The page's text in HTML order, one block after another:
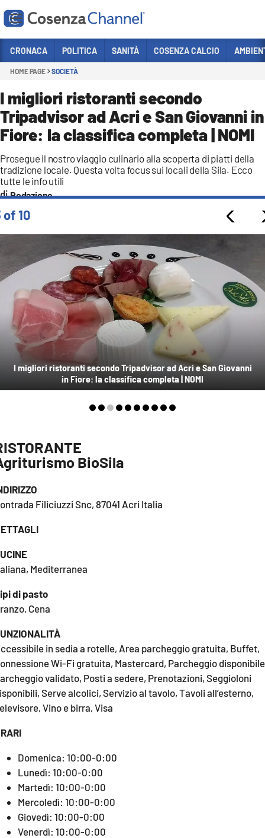
Sezioni
CRONACA
POLITICA
COSENZA CALCIO
ECONOMIA E LAVORO
ITALIA MONDO
SANITÀ
SPORT
CULTURA
AMBIENTE
Streaming
LAC TV
LAC NETWORK
LAC ONAIR
LACTV.IT
LACONAIR.IT
LACITYMAG.IT
ILREGGINO.IT
COSENZACHANNEL.IT
ILVIBONESE.IT
LACAPITALENEWS.IT
App
ANDROID
APPLE
CRONACA POLITICA SANITÀ COSENZA CALCIO
HOME PAGE SOCIETÀ
I migliori ristoranti secondo
Tripadvisor ad Acri e San Giovanni in
Fiore: la classifica completa | NOMI
Prosegue il nostro viaggio culinario alla scoperta di piatti della
tradizione locale. Questa volta focus sui locali della Sila. Ecco
tutte le info utili
Redazione
of 10
I migliori ristoranti secondo Tripadvisor ad Acri e San Giovanni
in Fiore: la classifica completa | NOMI
BioSila
Filiciuzzi Snc, 87041 Acri Italia
Mediterranea
di pasto
Cena
in sedia a rotelle, Area parcheggio gratuita, Buffet,
Wi-Fi gratuita, Mastercard, Parcheggio
validato, Posti a sedere, Prenotazioni, Seggioloni
Serve alcolici, Servizio al tavolo, Tavoli all’esterno,
Vino e birra, Visa
Domenica: 10:00-0:00
Lunedì: 10:00-0:00
Martedì: 10:00-0:00
Mercoledì: 10:00-0:00
Giovedì: 10:00-0:00
Venerdì: 10:00-0:00